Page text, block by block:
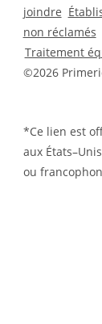
joindre
non réclamés
Traitement
©2026
*Ce lien est
aux
ou